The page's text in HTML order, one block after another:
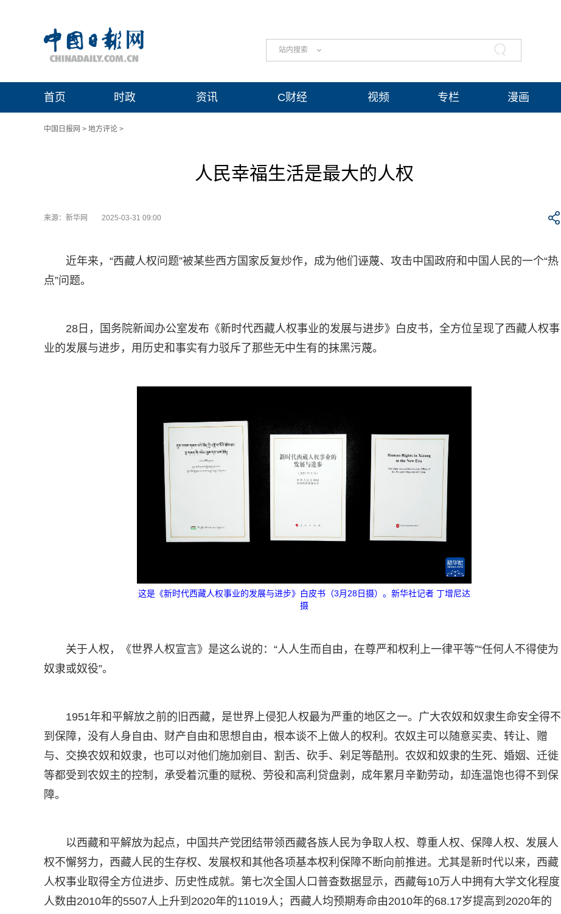
站内搜索
首页 时政 资讯 C财经 视频 专栏 漫画
中国日报网 > 地方评论 >
人民幸福生活是最大的人权
来源：新华网 2025-03-31 09:00
近年来，“西藏人权问题”被某些西方国家反复炒作，成为他们诬蔑、攻击中国政府和中国人民的一个“热
点”问题。
28日，国务院新闻办公室发布《新时代西藏人权事业的发展与进步》白皮书，全方位呈现了西藏人权事
业的发展与进步，用历史和事实有力驳斥了那些无中生有的抹黑污蔑。
这是《新时代西藏人权事业的发展与进步》白皮书（3月28日摄）。新华社记者 丁增尼达
摄
关于人权，《世界人权宣言》是这么说的：“人人生而自由，在尊严和权利上一律平等”“任何人不得使为
奴隶或奴役”。
1951年和平解放之前的旧西藏，是世界上侵犯人权最为严重的地区之一。广大农奴和奴隶生命安全得不
到保障，没有人身自由、财产自由和思想自由，根本谈不上做人的权利。农奴主可以随意买卖、转让、赠
与、交换农奴和奴隶，也可以对他们施加剜目、割舌、砍手、剁足等酷刑。农奴和奴隶的生死、婚姻、迁徙
等都受到农奴主的控制，承受着沉重的赋税、劳役和高利贷盘剥，成年累月辛勤劳动，却连温饱也得不到保
障。
以西藏和平解放为起点，中国共产党团结带领西藏各族人民为争取人权、尊重人权、保障人权、发展人
权不懈努力，西藏人民的生存权、发展权和其他各项基本权利保障不断向前推进。尤其是新时代以来，西藏
人权事业取得全方位进步、历史性成就。第七次全国人口普查数据显示，西藏每10万人中拥有大学文化程度
人数由2010年的5507人上升到2020年的11019人；西藏人均预期寿命由2010年的68.17岁提高到2020年的